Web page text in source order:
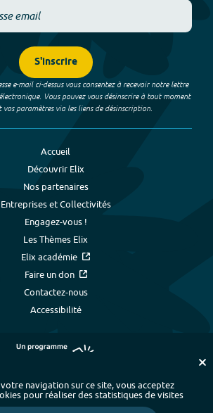
S'inscrire
e-mail ci-dessus vous consentez à recevoir notre lettre
Vous pouvez vous désinscrire à tout moment
paramètres via les liens de désinscription.
Accueil
Découvrir Elix
Nos partenaires
Entreprises et Collectivités
Engagez-vous !
Les Thèmes Elix
Elix académie
Faire un don
Contactez-nous
Accessibilité
du site - Index alphabétique -
navigation sur ce site, vous acceptez
pour réaliser des statistiques de visites